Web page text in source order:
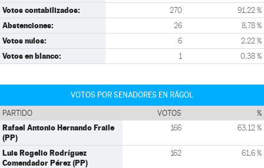
Votos contabilizados: 270 91,22 %
Abstenciones: 26 8,78 %
Votos nulos: 6 2,22 %
Votos en blanco: 1 0,38 %
VOTOS POR SENADORES EN RÁGOL
PARTIDO VOTOS %
Rafael Antonio Hernando Fraile
(PP)
166 63,12 %
Luis Rogelio Rodríguez
Comendador Pérez (PP)
162 61,6 %